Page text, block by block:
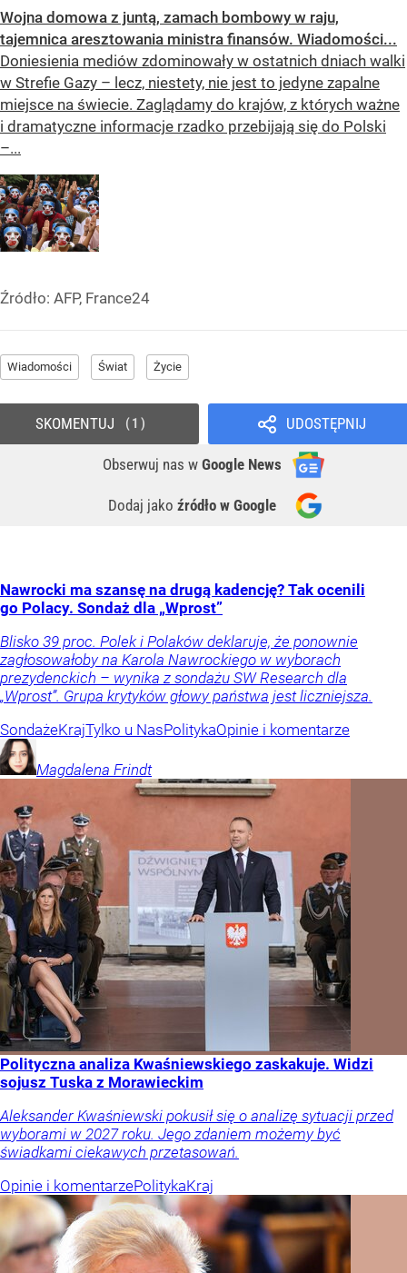
Wojna domowa z juntą, zamach bombowy w raju,
tajemnica aresztowania ministra finansów. Wiadomości...
Doniesienia mediów zdominowały w ostatnich dniach walki
w Strefie Gazy – lecz, niestety, nie jest to jedyne zapalne
miejsce na świecie. Zaglądamy do krajów, z których ważne
i dramatyczne informacje rzadko przebijają się do Polski
–...
Źródło: AFP, France24
Wiadomości Świat Życie
UDOSTĘPNIJ
Obserwuj nas w Google News
Dodaj jako źródło w Google
SKOMENTUJ 1
Nawrocki ma szansę na drugą kadencję? Tak ocenili
go Polacy. Sondaż dla „Wprost”
Blisko 39 proc. Polek i Polaków deklaruje, że ponownie
zagłosowałoby na Karola Nawrockiego w wyborach
prezydenckich – wynika z sondażu SW Research dla
„Wprost”. Grupa krytyków głowy państwa jest liczniejsza.
SondażeKrajTylko u NasPolitykaOpinie i komentarze
Magdalena Frindt
Polityczna analiza Kwaśniewskiego zaskakuje. Widzi
sojusz Tuska z Morawieckim
Aleksander Kwaśniewski pokusił się o analizę sytuacji przed
wyborami w 2027 roku. Jego zdaniem możemy być
świadkami ciekawych przetasowań.
Opinie i komentarzePolitykaKraj